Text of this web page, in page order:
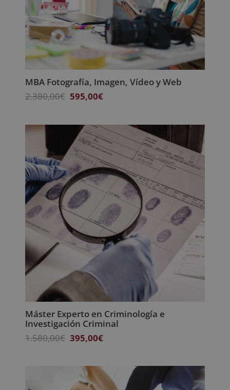
MBA Fotografía, Imagen, Vídeo y Web
2.380,00€ El
era:
2.380,00€.
595,00€El
es:
595,00€.
Máster Experto en Criminología e
Investigación Criminal
1.580,00€ El
1.580,00€.
395,00€El
es:
395,00€.